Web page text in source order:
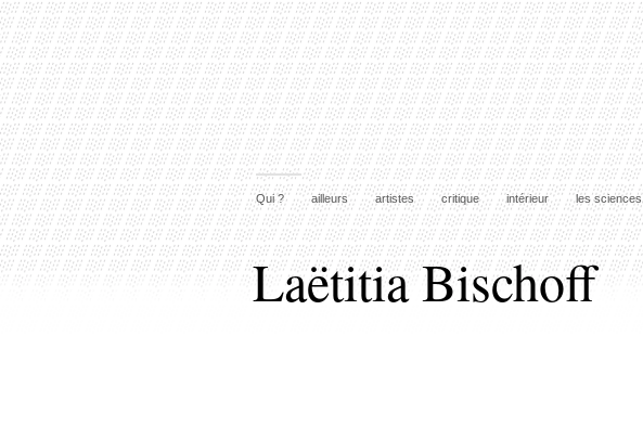
Qui ? ailleurs artistes critique intérieur les sciences
Laëtitia Bischoff